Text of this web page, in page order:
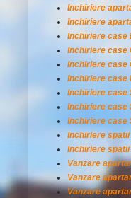
Inchiriere
Inchiriere
Inchiriere case
Inchiriere case
Inchiriere case
Inchiriere case
Inchiriere case
Inchiriere case
Inchiriere case
Inchiriere
Inchiriere
Vanzare
Vanzare
Vanzare